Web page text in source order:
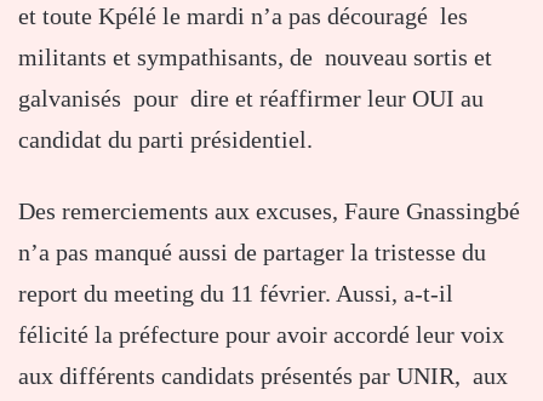
et toute Kpélé le mardi n’a pas découragé les
militants et sympathisants, de nouveau sortis et
galvanisés pour dire et réaffirmer leur OUI au
candidat du parti présidentiel.
Des remerciements aux excuses, Faure Gnassingbé
n’a pas manqué aussi de partager la tristesse du
report du meeting du 11 février. Aussi, a-t-il
félicité la préfecture pour avoir accordé leur voix
aux différents candidats présentés par UNIR, aux